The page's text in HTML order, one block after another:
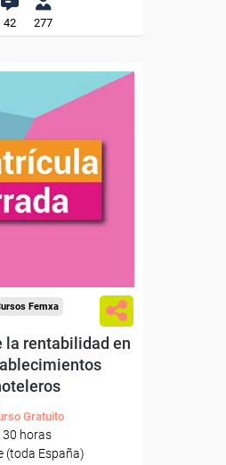
42 277
Femxa
la rentabilidad en
Gratuito
30 horas
(toda España)